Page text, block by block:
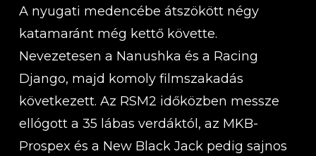
A nyugati medencébe átszökött négy
katamaránt még kettő követte.
Nevezetesen a Nanushka és a Racing
Django, majd komoly filmszakadás
következett. Az RSM2 időközben messze
ellógott a 35 lábas verdáktól, az MKB-
Prospex és a New Black Jack pedig sajnos